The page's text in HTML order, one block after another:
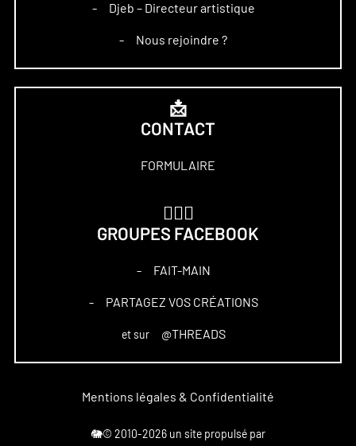
– Djeb – Directeur artistique
– Nous rejoindre ?
📩
CONTACT
FORMULAIRE
GROUPES FACEBOOK
– FAIT-MAIN
– PARTAGEZ VOS CRÉATIONS
et sur @THREADS
Mentions légales & Confidentialité
🐘© 2010-2026 un site propulsé par